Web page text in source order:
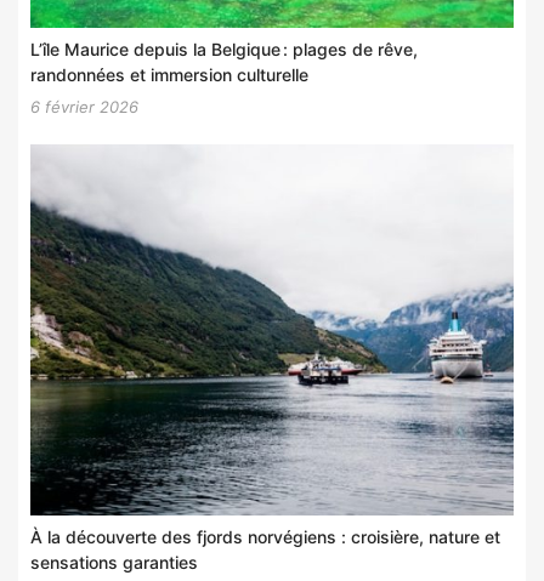
L’île Maurice depuis la Belgique : plages de rêve,
randonnées et immersion culturelle
6 février 2026
À la découverte des fjords norvégiens : croisière, nature et
sensations garanties